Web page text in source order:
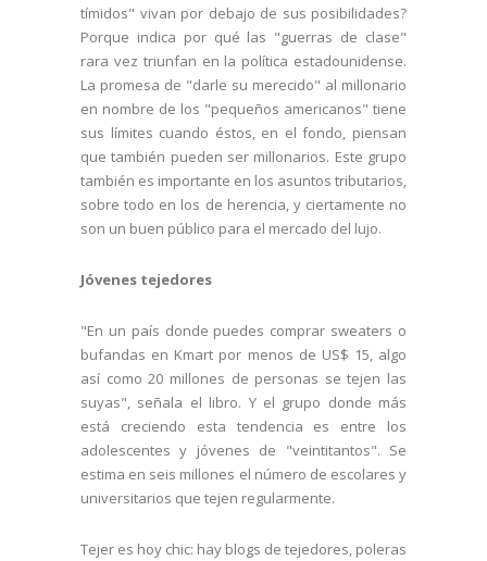
tímidos" vivan por debajo de sus posibilidades?
Porque indica por qué las "guerras de clase"
rara vez triunfan en la política estadounidense.
La promesa de "darle su merecido" al millonario
en nombre de los "pequeños americanos" tiene
sus límites cuando éstos, en el fondo, piensan
que también pueden ser millonarios. Este grupo
también es importante en los asuntos tributarios,
sobre todo en los de herencia, y ciertamente no
son un buen público para el mercado del lujo.
Jóvenes tejedores
"En un país donde puedes comprar sweaters o
bufandas en Kmart por menos de US$ 15, algo
así como 20 millones de personas se tejen las
suyas", señala el libro. Y el grupo donde más
está creciendo esta tendencia es entre los
adolescentes y jóvenes de "veintitantos". Se
estima en seis millones el número de escolares y
universitarios que tejen regularmente.
Tejer es hoy chic: hay blogs de tejedores, poleras